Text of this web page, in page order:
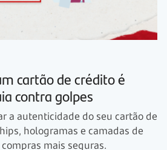
cartão de crédito é
contra golpes
a autenticidade do seu cartão de
hologramas e camadas de
mais seguras.